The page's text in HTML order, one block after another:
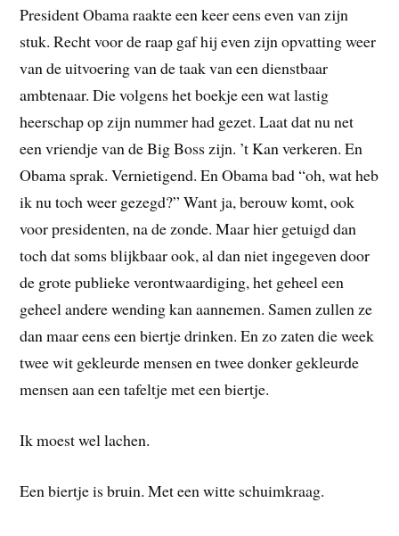
President Obama raakte een keer eens even van zijn
stuk. Recht voor de raap gaf hij even zijn opvatting weer
van de uitvoering van de taak van een dienstbaar
ambtenaar. Die volgens het boekje een wat lastig
heerschap op zijn nummer had gezet. Laat dat nu net
een vriendje van de Big Boss zijn. ’t Kan verkeren. En
Obama sprak. Vernietigend. En Obama bad “oh, wat heb
ik nu toch weer gezegd?” Want ja, berouw komt, ook
voor presidenten, na de zonde. Maar hier getuigd dan
toch dat soms blijkbaar ook, al dan niet ingegeven door
de grote publieke verontwaardiging, het geheel een
geheel andere wending kan aannemen. Samen zullen ze
dan maar eens een biertje drinken. En zo zaten die week
twee wit gekleurde mensen en twee donker gekleurde
mensen aan een tafeltje met een biertje.
Ik moest wel lachen.
Een biertje is bruin. Met een witte schuimkraag.